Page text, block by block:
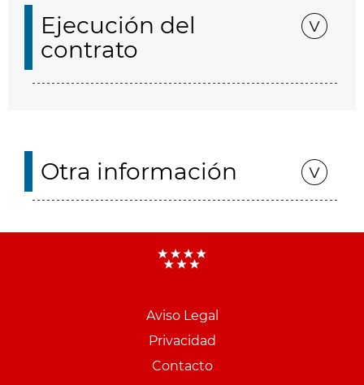
Ejecución del
contrato
Otra información
Aviso Legal
Privacidad
Contacto